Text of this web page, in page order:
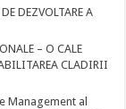
DEZVOLTARE A
– O CALE
CLADIRII
Management al